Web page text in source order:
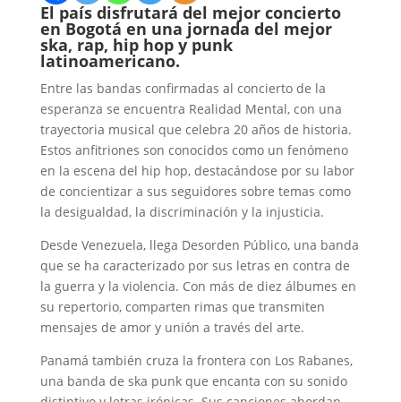
El país disfrutará del mejor concierto
en Bogotá en una jornada del mejor
ska, rap, hip hop y punk
latinoamericano.
Entre las bandas confirmadas al concierto de la
esperanza se encuentra Realidad Mental, con una
trayectoria musical que celebra 20 años de historia.
Estos anfitriones son conocidos como un fenómeno
en la escena del hip hop, destacándose por su labor
de concientizar a sus seguidores sobre temas como
la desigualdad, la discriminación y la injusticia.
Desde Venezuela, llega Desorden Público, una banda
que se ha caracterizado por sus letras en contra de
la guerra y la violencia. Con más de diez álbumes en
su repertorio, comparten rimas que transmiten
mensajes de amor y unión a través del arte.
Panamá también cruza la frontera con Los Rabanes,
una banda de ska punk que encanta con su sonido